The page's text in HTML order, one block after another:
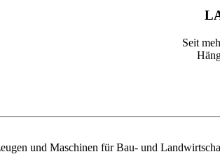
Seit
und Maschinen für Bau- und